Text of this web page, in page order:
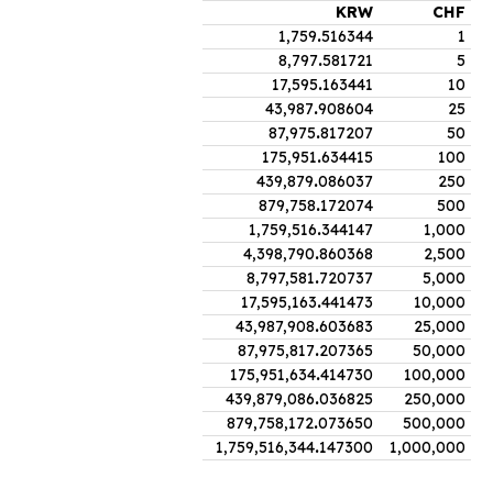
CHF
KRW
1
1,759.516344
5
8,797.581721
10
17,595.163441
25
43,987.908604
50
87,975.817207
100
175,951.634415
250
439,879.086037
500
879,758.172074
1,000
1,759,516.344147
2,500
4,398,790.860368
5,000
8,797,581.720737
10,000
17,595,163.441473
25,000
43,987,908.603683
50,000
87,975,817.207365
100,000
175,951,634.414730
250,000
439,879,086.036825
500,000
879,758,172.073650
1,000,000
1,759,516,344.147300